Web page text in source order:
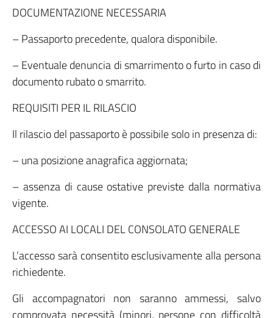
DOCUMENTAZIONE NECESSARIA
– Passaporto precedente, qualora disponibile.
– Eventuale denuncia di smarrimento o furto in caso di
documento rubato o smarrito.
REQUISITI PER IL RILASCIO
Il rilascio del passaporto è possibile solo in presenza di:
– una posizione anagrafica aggiornata;
– assenza di cause ostative previste dalla normativa
vigente.
ACCESSO AI LOCALI DEL CONSOLATO GENERALE
L’accesso sarà consentito esclusivamente alla persona
richiedente.
Gli accompagnatori non saranno ammessi, salvo
comprovata necessità (minori, persone con difficoltà